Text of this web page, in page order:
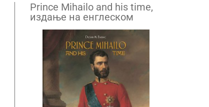
Prince Mihailo and his time,
издање на енглеском
језику